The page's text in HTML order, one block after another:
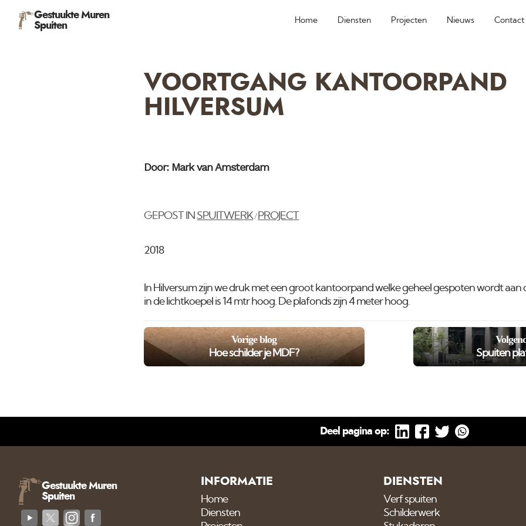
Gestuukte Muren
Spuiten
Home Diensten Projecten Nieuws Contact
VOORTGANG KANTOORPAND
HILVERSUM
Door: Mark van Amsterdam
GEPOST IN SPUITWERK/ PROJECT
2018
In Hilversum zijn we druk met een groot kantoorpand welke geheel gespoten wordt aan
in de lichtkoepel is 14 mtr hoog. De plafonds zijn 4 meter hoog.
Vorige blog
Hoe schilder je MDF? Spuiten
Deel pagina op:
Gestuukte Muren
Spuiten
INFORMATIE
Home
Diensten
DIENSTEN
Verf spuiten
Schilderwerk